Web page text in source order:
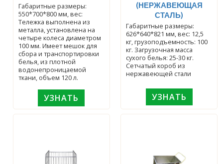
Габаритные размеры:
550*700*800 мм, вес:
Тележка выполнена из
металла, установлена на
четыре колеса диаметром
100 мм. Имеет мешок для
сбора и транспортировки
белья, из плотной
водонепроницаемой
ткани, объем 120 л.
УЗНАТЬ
(НЕРЖАВЕЮЩАЯ
СТАЛЬ)
Габаритные размеры:
626*640*821 мм, вес: 12,5
кг, грузоподъемность: 100
кг. Загрузочная масса
сухого белья: 25-30 кг.
Сетчатый короб из
нержавеющей стали
УЗНАТЬ